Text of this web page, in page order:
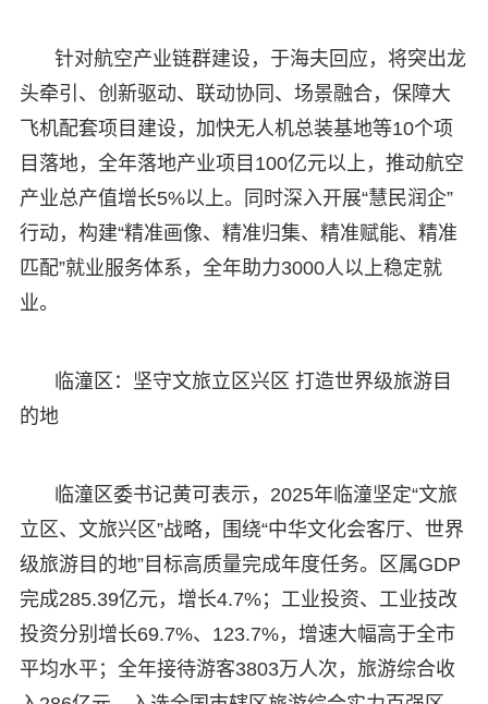
针对航空产业链群建设，于海夫回应，将突出龙
头牵引、创新驱动、联动协同、场景融合，保障大
飞机配套项目建设，加快无人机总装基地等10个项
目落地，全年落地产业项目100亿元以上，推动航空
产业总产值增长5%以上。同时深入开展“慧民润企”
行动，构建“精准画像、精准归集、精准赋能、精准
匹配”就业服务体系，全年助力3000人以上稳定就
业。
临潼区：坚守文旅立区兴区 打造世界级旅游目
的地
临潼区委书记黄可表示，2025年临潼坚定“文旅
立区、文旅兴区”战略，围绕“中华文化会客厅、世界
级旅游目的地”目标高质量完成年度任务。区属GDP
完成285.39亿元，增长4.7%；工业投资、工业技改
投资分别增长69.7%、123.7%，增速大幅高于全市
平均水平；全年接待游客3803万人次，旅游综合收